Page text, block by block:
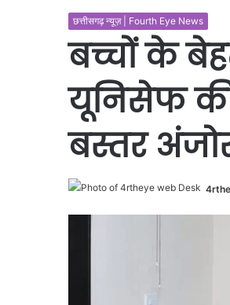
छत्तीसगढ़ न्यूज़ | Fourth Eye News
बच्चों के
यूनिसेफ
बस्तर